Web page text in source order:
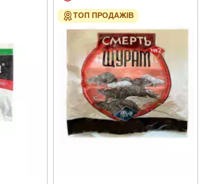
ТОП ПРОДАЖІВ